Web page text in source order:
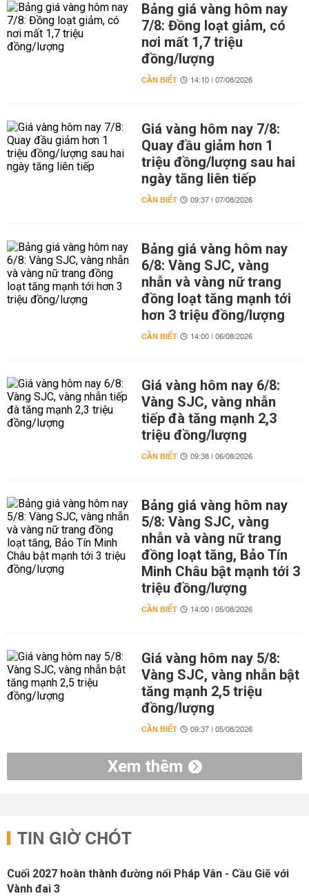
Bảng giá vàng hôm nay
7/8: Đồng loạt giảm, có
nơi mất 1,7 triệu
đồng/lượng
CẦN BIẾT 14:10 | 07/08/2026
Giá vàng hôm nay 7/8:
Quay đầu giảm hơn 1
triệu đồng/lượng sau hai
ngày tăng liên tiếp
CẦN BIẾT 09:37 | 07/08/2026
Bảng giá vàng hôm nay
6/8: Vàng SJC, vàng
nhẫn và vàng nữ trang
đồng loạt tăng mạnh tới
hơn 3 triệu đồng/lượng
CẦN BIẾT 14:00 | 06/08/2026
Giá vàng hôm nay 6/8:
Vàng SJC, vàng nhẫn
tiếp đà tăng mạnh 2,3
triệu đồng/lượng
CẦN BIẾT 09:38 | 06/08/2026
Bảng giá vàng hôm nay
5/8: Vàng SJC, vàng
nhẫn và vàng nữ trang
đồng loạt tăng, Bảo Tín
Minh Châu bật mạnh tới 3
triệu đồng/lượng
CẦN BIẾT 14:00 | 05/08/2026
Giá vàng hôm nay 5/8:
Vàng SJC, vàng nhẫn bật
tăng mạnh 2,5 triệu
đồng/lượng
CẦN BIẾT 09:37 | 05/08/2026
Xem thêm
TIN GIỜ CHÓT
Cuối 2027 hoàn thành đường nối Pháp Vân - Cầu Giẽ với
Vành đai 3